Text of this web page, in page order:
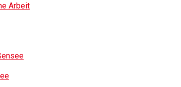
Arbeit